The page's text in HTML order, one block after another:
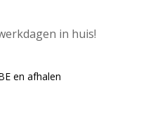
in huis!
en afhalen